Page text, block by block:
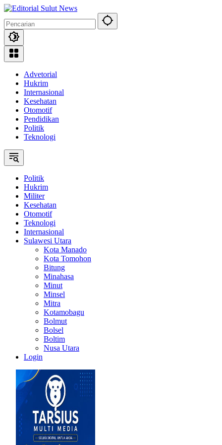
Langsung
konten
Advetorial
Hukrim
Internasional
Kesehatan
Otomotif
Pendidikan
Politik
Teknologi
Politik
Hukrim
Militer
Kesehatan
Otomotif
Teknologi
Internasional
Sulawesi Utara
Kota Manado
Kota Tomohon
Bitung
Minahasa
Minut
Minsel
Mitra
Kotamobagu
Bolmut
Bolsel
Boltim
Nusa Utara
Login